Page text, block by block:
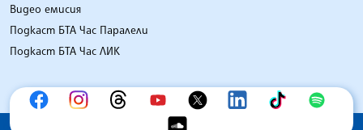
Видео емисия
Подкаст БТА Час Паралели
Подкаст БТА Час ЛИК